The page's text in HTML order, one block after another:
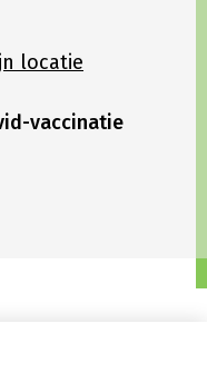
locatie
vaccinatie